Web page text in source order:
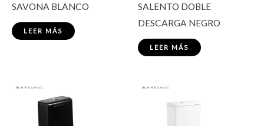
SAVONA BLANCO
LEER MÁS
SALENTO DOBLE
DESCARGA NEGRO
LEER MÁS